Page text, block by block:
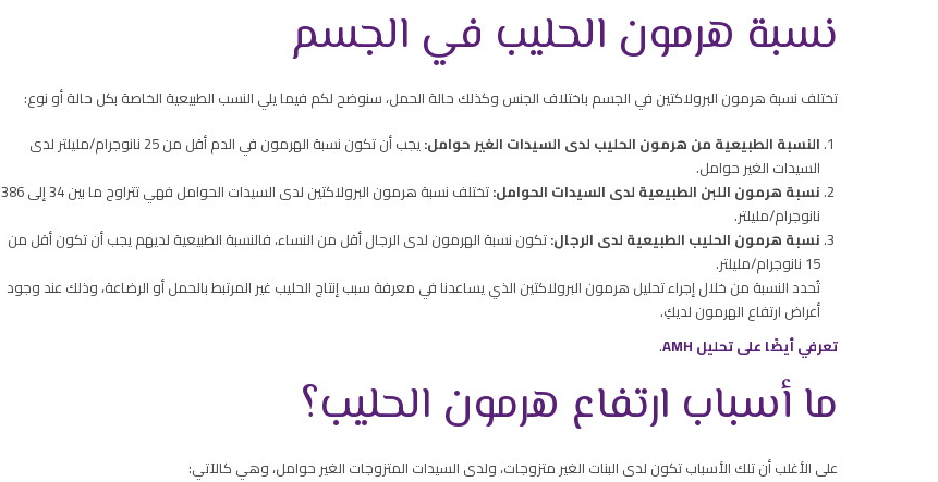
نسبة هرمون الحليب في الجسم
تختلف نسبة هرمون البرولاكتين في الجسم باختلاف الجنس وكذلك حالة الحمل، سنوضح لكم فيما يلي النسب الطبيعية الخاصة بكل حالة أو نوع:
النسبة الطبيعية من هرمون الحليب لدى السيدات الغير حوامل:
يجب أن تكون نسبة الهرمون في الدم أقل من 25 نانوجرام/مليلتر لدى
السيدات الغير حوامل.
نسبة هرمون اللبن الطبيعية لدى السيدات الحوامل:
تختلف نسبة هرمون البرولاكتين لدى السيدات الحوامل فهي تتراوح ما بين 34 إلى 386
نانوجرام/مليلتر.
نسبة هرمون الحليب الطبيعية لدى الرجال:تكون نسبة الهرمون لدى الرجال أقل من النساء، فالنسبة الطبيعية لديهم يجب أن تكون أقل من
15 نانوجرام/مليلتر.
تُحدد النسبة من خلال إجراء تحليل هرمون البرولاكتين الذي يساعدنا في معرفة سبب إنتاج الحليب غير المرتبط بالحمل أو الرضاعة، وذلك عند وجود
أعراض ارتفاع الهرمون لديكِ.
تعرفي أيضًا على تحليل AMH
.
ما أسباب ارتفاع هرمون الحليب؟
على الأغلب أن تلك الأسباب تكون لدى البنات الغير متزوجات، ولدى السيدات المتزوجات الغير حوامل، وهي كالآتي: